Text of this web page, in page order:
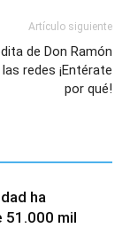
Artículo siguiente
de Don Ramón
redes ¡Entérate
por qué!
ha
51.000 mil